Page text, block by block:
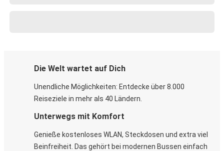
Die Welt wartet auf Dich
Unendliche Möglichkeiten: Entdecke über 8.000
Reiseziele in mehr als 40 Ländern.
Unterwegs mit Komfort
Genieße kostenloses WLAN, Steckdosen und extra viel
Beinfreiheit. Das gehört bei modernen Bussen einfach